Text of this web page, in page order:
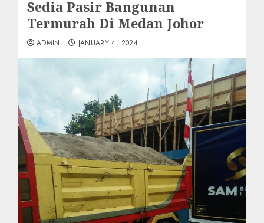
Sedia Pasir Bangunan
Termurah Di Medan Johor
ADMIN JANUARY 4, 2024